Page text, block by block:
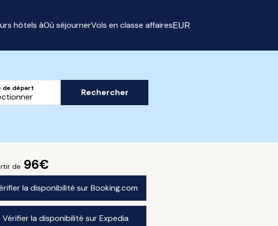
hôtels àOù séjournerVols en classe affairesEUR
de départ Rechercher
de 96€
la disponibilité sur Booking.com
Vérifier la disponibilité sur Expedia